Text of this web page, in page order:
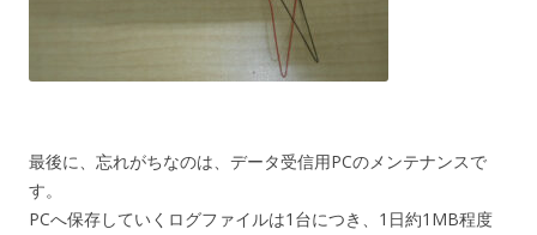
最後に、忘れがちなのは、データ受信用PCのメンテナンスで
す。
PCへ保存していくログファイルは1台につき、1日約1MB程度